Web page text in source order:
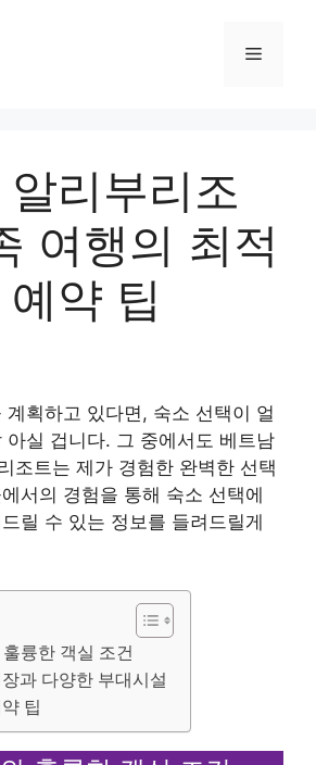
Menu
리부리조
여행의 최적
약 팁
획하고 있다면, 숙소 선택이 얼
아실 겁니다. 그 중에서도 베트남
조트는 제가 경험한 완벽한 선택
서의 경험을 통해 숙소 선택에
릴 수 있는 정보를 들려드릴게
륭한 객실 조건
과 다양한 부대시설
팁